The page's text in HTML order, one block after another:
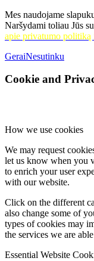
Mes naudojame
Naršydami toliau Jūs
apie privatumo politiką
GeraiNesutinku
Cookie and
How we use cookies
We may request
let us know when you
to enrich your user
with our website.
Click on the different
also change some of
types of cookies may
the services we are
Essential Website